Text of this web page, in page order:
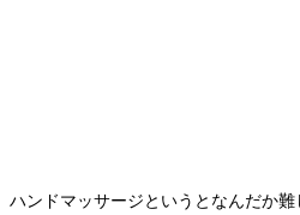
ハンドマッサージというとなんだか難